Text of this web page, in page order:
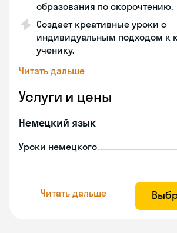
образования по скорочтению.
Создает креативные уроки с
индивидуальным подходом к
ученику.
Читать дальше
Услуги и цены
Немецкий язык
Уроки немецкого
Читать дальше